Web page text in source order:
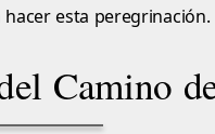
esta peregrinación.
Camino